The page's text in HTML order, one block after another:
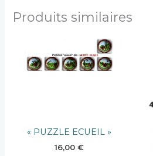
Produits similaires
« PUZZLE ECUEIL »
16,00€